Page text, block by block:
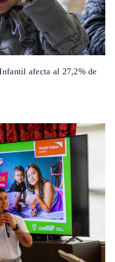
afecta al 27,2% de